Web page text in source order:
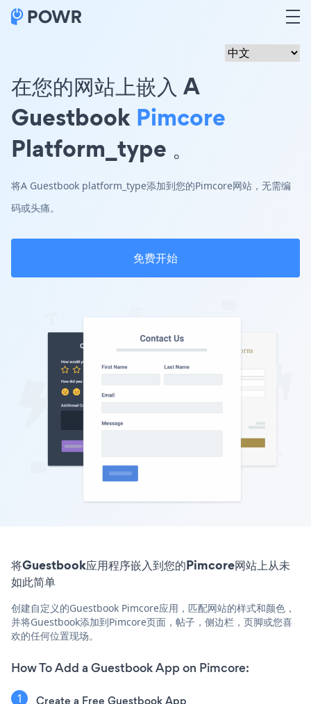
在您的网站上嵌入 A
Guestbook Pimcore
Platform_type 。
将A Guestbook platform_type添加到您的Pimcore网站，无需编
码或头痛。
免费开始
将Guestbook应用程序嵌入到您的Pimcore网站上从未
如此简单
创建自定义的Guestbook Pimcore应用，匹配网站的样式和颜色，
并将Guestbook添加到Pimcore页面，帖子，侧边栏，页脚或您喜
欢的任何位置现场。
How To Add a Guestbook App on Pimcore:
Create a Free Guestbook App